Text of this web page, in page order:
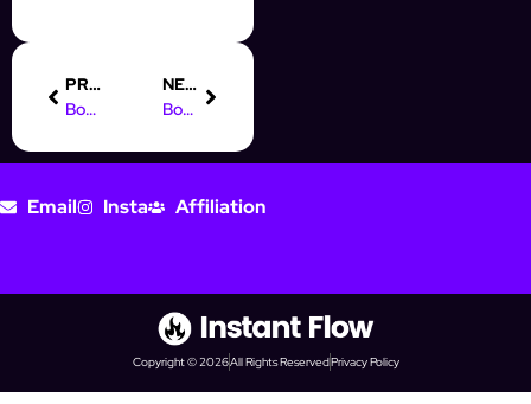
PREVIOUS
Boost Engagement: Auto-Comments for Meaningful Instagram Conversations
NEXT
Boost Your Multi-Channel Prospecting with AI-Powered Automation
Email Insta Affiliation
Copyright © 2026All Rights ReservedPrivacy Policy